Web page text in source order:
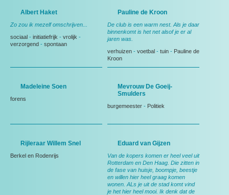
Albert Haket
Zo zou ik mezelf omschrijven...
sociaal - initiatiefrijk - vrolijk -
verzorgend - spontaan
Pauline de Kroon
De club is een warm nest. Als je daar
binnenkomt is het net alsof je er al
jaren was.
verhuizen - voetbal - tuin - Pauline de
Kroon
Madeleine Soen
forens
Mevrouw De Goeij-
Smulders
burgemeester - Politiek
Rijleraar Willem Snel
Berkel en Rodenrijs
Eduard van Gijzen
Van de kopers komen er heel veel uit
Rotterdam en Den Haag. Die zitten in
de fase van huisje, boompje, beestje
en willen hier heel graag komen
wonen. ALs je uit de stad komt vind
je het hier heel mooi. Ik denk dat de